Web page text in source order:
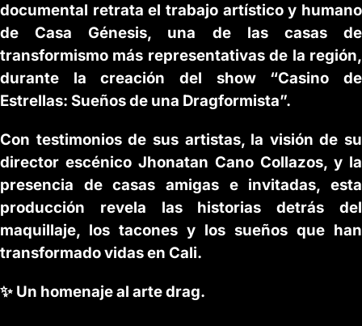
documental retrata el trabajo artístico y humano
de Casa Génesis, una de las casas de
transformismo más representativas de la región,
durante la creación del show “Casino de
Estrellas: Sueños de una Dragformista”.
Con testimonios de sus artistas, la visión de su
director escénico Jhonatan Cano Collazos, y la
presencia de casas amigas e invitadas, esta
producción revela las historias detrás del
maquillaje, los tacones y los sueños que han
transformado vidas en Cali.
✨ Un homenaje al arte drag.